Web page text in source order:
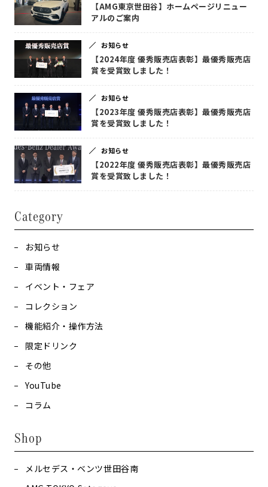
【AMG東京世田谷】ホームページリニュー
アルのご案内
お知らせ
【2024年度 優秀販売店表彰】最優秀販売店
賞を受賞致しました！
お知らせ
【2023年度 優秀販売店表彰】最優秀販売店
賞を受賞致しました！
お知らせ
【2022年度 優秀販売店表彰】最優秀販売店
賞を受賞致しました！
Category
お知らせ
車両情報
イベント・フェア
コレクション
機能紹介・操作方法
限定ドリンク
その他
YouTube
コラム
Shop
メルセデス・ベンツ世田谷南